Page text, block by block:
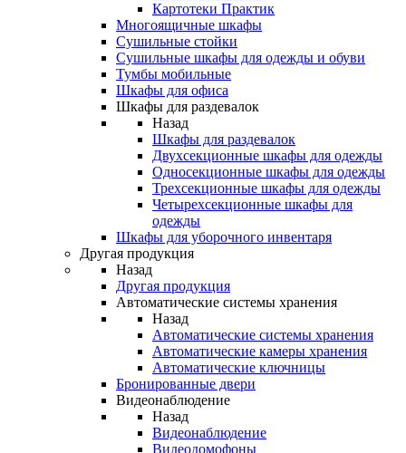
Картотеки Практик
Многоящичные шкафы
Сушильные стойки
Сушильные шкафы для одежды и обуви
Тумбы мобильные
Шкафы для офиса
Шкафы для раздевалок
Назад
Шкафы для раздевалок
Двухсекционные шкафы для одежды
Односекционные шкафы для одежды
Трехсекционные шкафы для одежды
Четырехсекционные шкафы для
одежды
Шкафы для уборочного инвентаря
Другая продукция
Назад
Другая продукция
Автоматические системы хранения
Назад
Автоматические системы хранения
Автоматические камеры хранения
Автоматические ключницы
Бронированные двери
Видеонаблюдение
Назад
Видеонаблюдение
Видеодомофоны